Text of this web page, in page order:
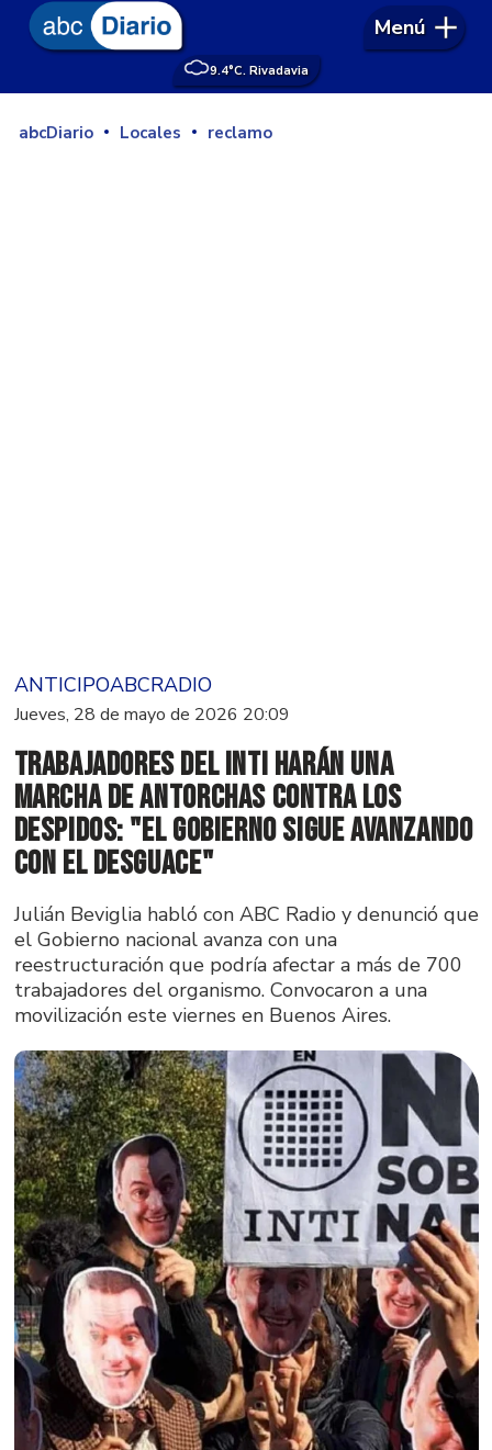
9.4°C. Rivadavia
Menú
abcDiario Locales reclamo
ANTICIPOABCRADIO
Jueves, 28 de mayo de 2026 20:09
Trabajadores del INTI harán una
marcha de antorchas contra los
despidos: "El gobierno sigue avanzando
con el desguace"
Julián Beviglia habló con ABC Radio y denunció que
el Gobierno nacional avanza con una
reestructuración que podría afectar a más de 700
trabajadores del organismo. Convocaron a una
movilización este viernes en Buenos Aires.